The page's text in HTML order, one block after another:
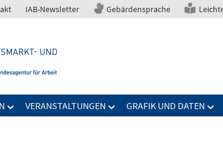
IAB-Newsletter Gebärdensprache
VERANSTALTUNGEN GRAFIK UND DATEN